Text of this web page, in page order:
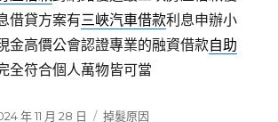
借貸方案有三峽汽車借款利息申辦小
金高價公會認證專業的融資借款自助
全符合個人萬物皆可當
年 11 月 28 日
分
掉髮原因